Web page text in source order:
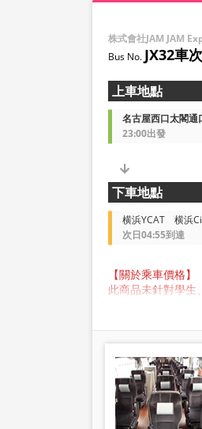
株式會社JAM JAM
JX32車次
上車地點
名古屋西口太閣通
23:00出發
下車地點
横浜YCAT 横浜
次日04:55到達
【關於乘車價格】
此商品未針對學生
公斤，每人限定一
我們不接受樂器